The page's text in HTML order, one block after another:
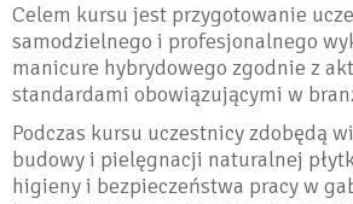
Celem kursu jest przygotowanie
samodzielnego i profesjonalnego
manicure hybrydowego zgodnie z
standardami obowiązującymi w
Podczas kursu uczestnicy zdobędą
budowy i pielęgnacji naturalnej
higieny i bezpieczeństwa pracy w